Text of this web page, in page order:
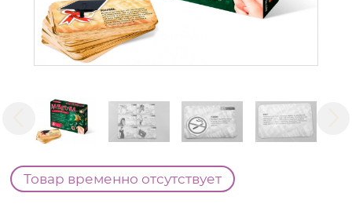
Товар временно отсутствует